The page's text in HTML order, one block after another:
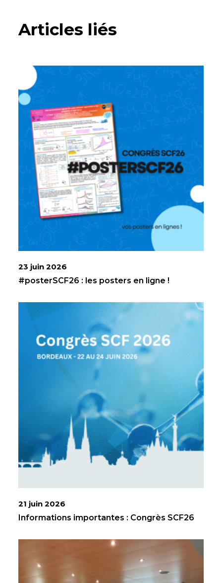
Articles liés
23 juin 2026
#posterSCF26 : les posters en ligne !
21 juin 2026
Informations importantes : Congrès SCF26